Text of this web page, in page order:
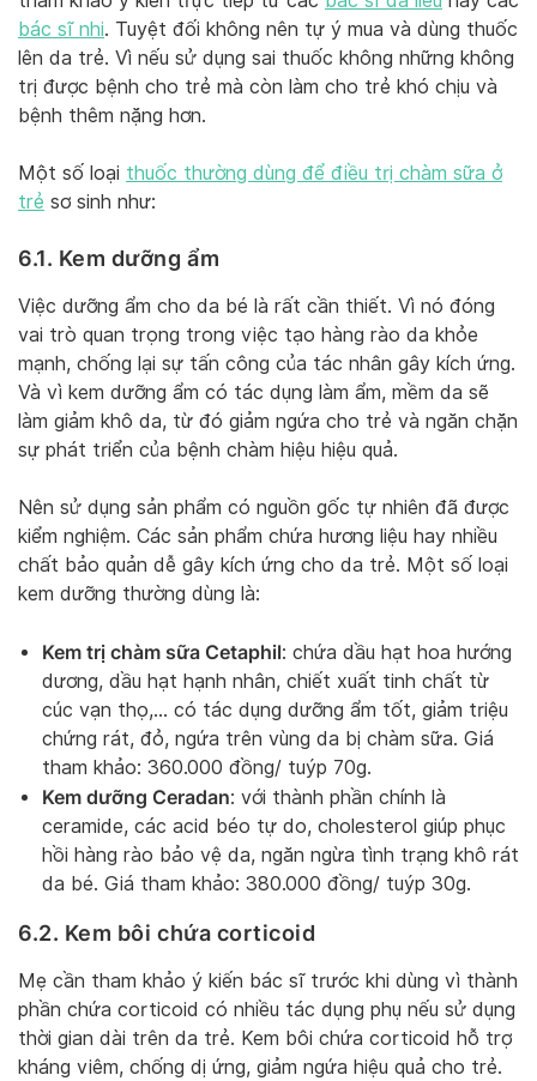
bác sĩ nhi. Tuyệt đối không nên tự ý mua và dùng thuốc
lên da trẻ. Vì nếu sử dụng sai thuốc không những không
trị được bệnh cho trẻ mà còn làm cho trẻ khó chịu và
bệnh thêm nặng hơn.
Một số loại thuốc thường dùng để điều trị chàm sữa ở
trẻ sơ sinh như:
6.1. Kem dưỡng ẩm
Việc dưỡng ẩm cho da bé là rất cần thiết. Vì nó đóng
vai trò quan trọng trong việc tạo hàng rào da khỏe
mạnh, chống lại sự tấn công của tác nhân gây kích ứng.
Và vì kem dưỡng ẩm có tác dụng làm ẩm, mềm da sẽ
làm giảm khô da, từ đó giảm ngứa cho trẻ và ngăn chặn
sự phát triển của bệnh chàm hiệu hiệu quả.
Nên sử dụng sản phẩm có nguồn gốc tự nhiên đã được
kiểm nghiệm. Các sản phẩm chứa hương liệu hay nhiều
chất bảo quản dễ gây kích ứng cho da trẻ. Một số loại
kem dưỡng thường dùng là:
Kem trị chàm sữa Cetaphil: chứa dầu hạt hoa hướng
dương, dầu hạt hạnh nhân, chiết xuất tinh chất từ
cúc vạn thọ,… có tác dụng dưỡng ẩm tốt, giảm triệu
chứng rát, đỏ, ngứa trên vùng da bị chàm sữa. Giá
tham khảo: 360.000 đồng/ tuýp 70g.
Kem dưỡng Ceradan: với thành phần chính là
ceramide, các acid béo tự do, cholesterol giúp phục
hồi hàng rào bảo vệ da, ngăn ngừa tình trạng khô rát
da bé. Giá tham khảo: 380.000 đồng/ tuýp 30g.
6.2. Kem bôi chứa corticoid
Mẹ cần tham khảo ý kiến bác sĩ trước khi dùng vì thành
phần chứa corticoid có nhiều tác dụng phụ nếu sử dụng
thời gian dài trên da trẻ. Kem bôi chứa corticoid hỗ trợ
kháng viêm, chống dị ứng, giảm ngứa hiệu quả cho trẻ.